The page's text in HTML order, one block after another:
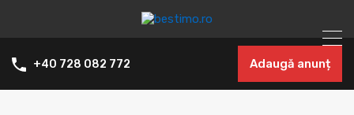
+40 728 082 772 Adaugă anunț